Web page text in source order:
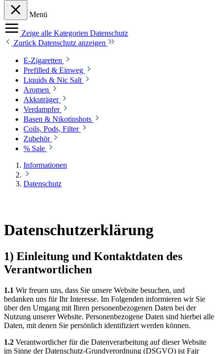
Menü
Zeige alle Kategorien Datenschutz
Zurück Datenschutz anzeigen
E-Zigaretten
Prefilled & Einweg
Liquids & Nic Salt
Aromen
Akkuträger
Verdampfer
Basen & Nikotinshots
Coils, Pods, Filter
Zubehör
% Sale
Informationen
Datenschutz
Datenschutzerklärung
1) Einleitung und Kontaktdaten des
Verantwortlichen
1.1 Wir freuen uns, dass Sie unsere Website besuchen, und
bedanken uns für Ihr Interesse. Im Folgenden informieren wir Sie
über den Umgang mit Ihren personenbezogenen Daten bei der
Nutzung unserer Website. Personenbezogene Daten sind hierbei alle
Daten, mit denen Sie persönlich identifiziert werden können.
1.2 Verantwortlicher für die Datenverarbeitung auf dieser Website
im Sinne der Datenschutz-Grundverordnung (DSGVO) ist Fair